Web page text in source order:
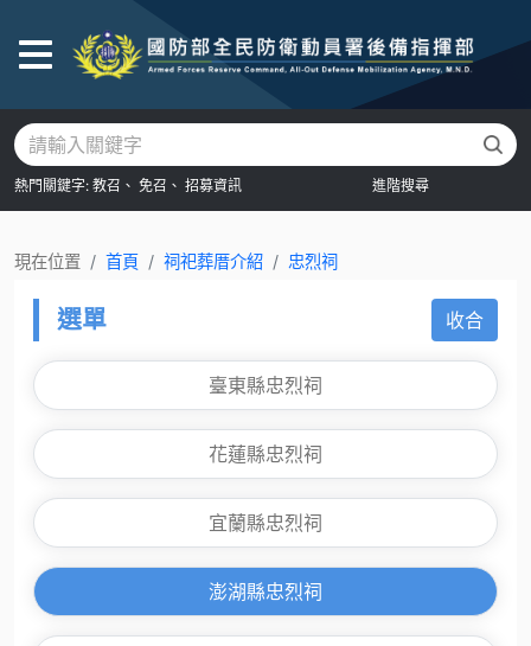
熱門關鍵字: 教召、 免召、 招募資訊 進階搜尋
現在位置 首頁 祠祀葬厝介紹 忠烈祠
選單 收合
臺東縣忠烈祠
花蓮縣忠烈祠
宜蘭縣忠烈祠
澎湖縣忠烈祠